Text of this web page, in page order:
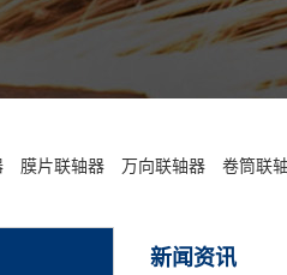
膜片联轴器 万向联轴器 卷筒联
新闻资讯